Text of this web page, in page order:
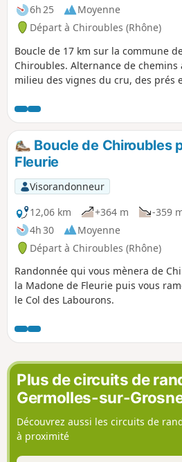
6h 25
Moyenne
Départ à Chiroubles (Rhône)
Boucle de 17 km sur la commune
Chiroubles. Alternance de chemins
milieu des vignes du cru, des prés
la plaine de la Saône et jusqu'au
Blanc.
Boucle de Chiroubles
Fleurie
Visorandonneur
12,06 km
+364 m
-359
4h 30
Moyenne
Départ à Chiroubles (Rhône)
Randonnée qui vous mènera de
la Madone de Fleurie puis vous
le Col des Labourons.
Plus de circuits de
Germolles-sur-
Découvrez aussi les circuits de
à proximité